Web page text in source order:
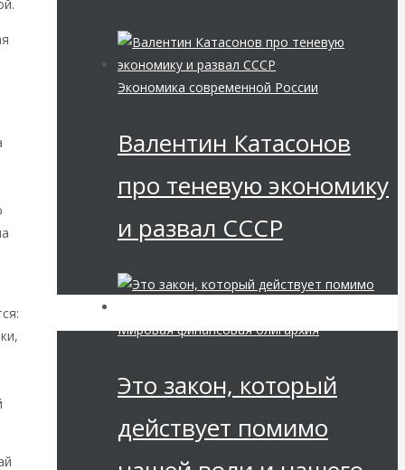
Экономика современной России
Валентин Катасонов
про теневую экономику
и развал СССР
Мировая финансовая олигархия
Это закон, который
действует помимо